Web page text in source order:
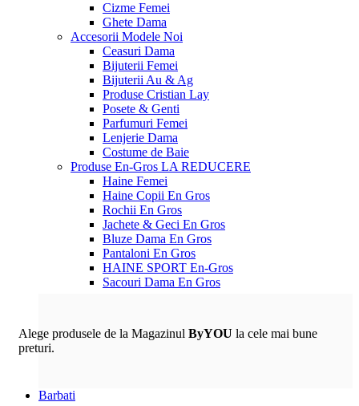
Cizme Femei
Ghete Dama
Accesorii Modele Noi
Ceasuri Dama
Bijuterii Femei
Bijuterii Au & Ag
Produse Cristian Lay
Posete & Genti
Parfumuri Femei
Lenjerie Dama
Costume de Baie
Produse En-Gros LA REDUCERE
Haine Femei
Haine Copii En Gros
Rochii En Gros
Jachete & Geci En Gros
Bluze Dama En Gros
Pantaloni En Gros
HAINE SPORT En-Gros
Sacouri Dama En Gros
Alege produsele de la Magazinul ByYOU la cele mai bune
preturi.
Barbati